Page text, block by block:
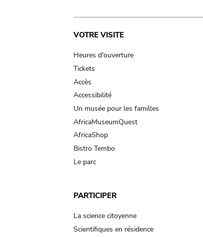
Main
navigation
VOTRE VISITE
Heures d'ouverture
Tickets
Accès
Accessibilité
Un musée pour les familles
AfricaMuseumQuest
AfricaShop
Bistro Tembo
Le parc
PARTICIPER
La science citoyenne
Scientifiques en résidence